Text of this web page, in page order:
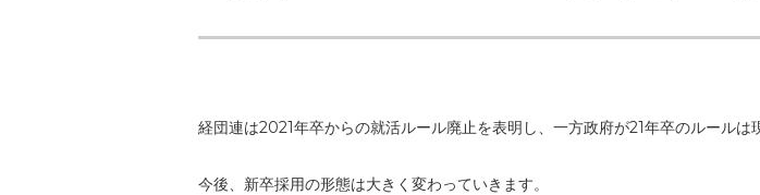
経団連は2021年卒からの就活ルール廃止を表明し、一方政府が21年卒のルールは
今後、新卒採用の形態は大きく変わっていきます。